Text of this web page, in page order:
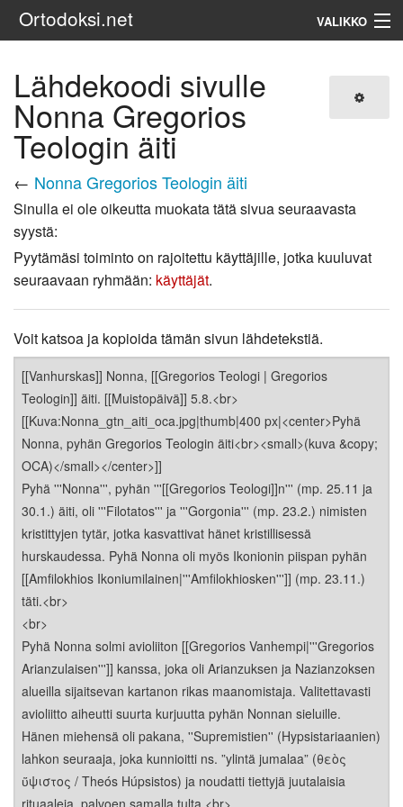
Ortodoksi.net VALIKKO
Haku
Lähdekoodi sivulle
Nonna Gregorios
Teologin äiti
← Nonna Gregorios Teologin äiti
Sinulla ei ole oikeutta muokata tätä sivua seuraavasta
syystä:
Pyytämäsi toiminto on rajoitettu käyttäjille, jotka kuuluvat
seuraavaan ryhmään: käyttäjät.
Voit katsoa ja kopioida tämän sivun lähdetekstiä.